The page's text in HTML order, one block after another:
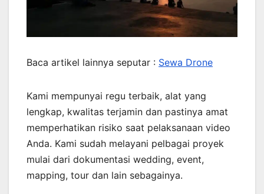
Baca artikel lainnya seputar : Sewa Drone
Kami mempunyai regu terbaik, alat yang
lengkap, kwalitas terjamin dan pastinya amat
memperhatikan risiko saat pelaksanaan video
Anda. Kami sudah melayani pelbagai proyek
mulai dari dokumentasi wedding, event,
mapping, tour dan lain sebagainya.